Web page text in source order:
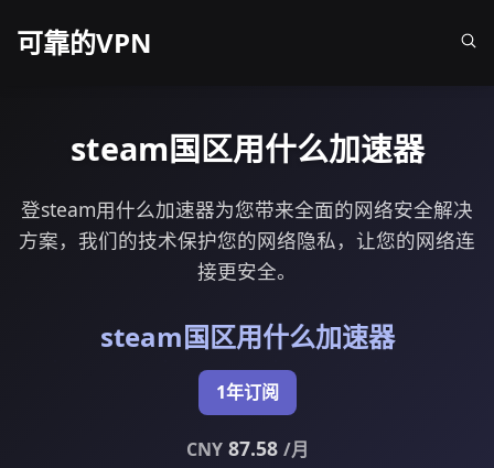
可靠的VPN
steam国区用什么加速器
登steam用什么加速器为您带来全面的网络安全解决
方案，我们的技术保护您的网络隐私，让您的网络连
接更安全。
steam国区用什么加速器
1年订阅
CNY87.58 /月